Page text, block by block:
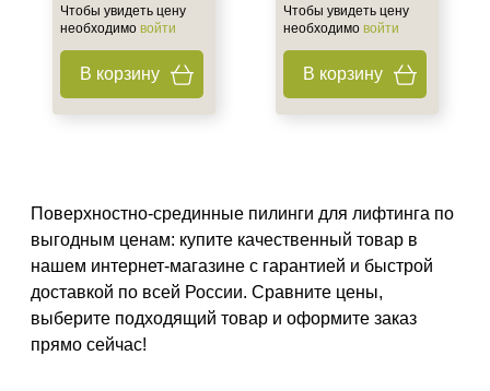
Джесснера
Мультикислотный
Показать еще
Тип кожи
Зрелая
Проблемная
Чтобы увидеть цену
необходимо войти
В корзину
Чтобы увидеть цену
необходимо войти
В корзину
Поверхностно-срединные пилинги для лифтинга по
выгодным ценам: купите качественный товар в
нашем интернет-магазине с гарантией и быстрой
доставкой по всей России. Сравните цены,
выберите подходящий товар и оформите заказ
прямо сейчас!